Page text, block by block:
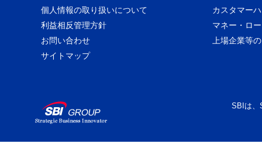
個人情報の取り扱いについて
カスタマー
利益相反管理方針
マネー・ロ
お問い合わせ
上場企業等
サイトマップ
SBIは、